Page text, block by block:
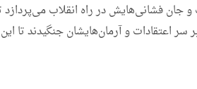
جان فشانی‌هایش در راه انقلاب می‌پردازد
سر اعتقادات و آرمان‌هایشان جنگیدند تا این